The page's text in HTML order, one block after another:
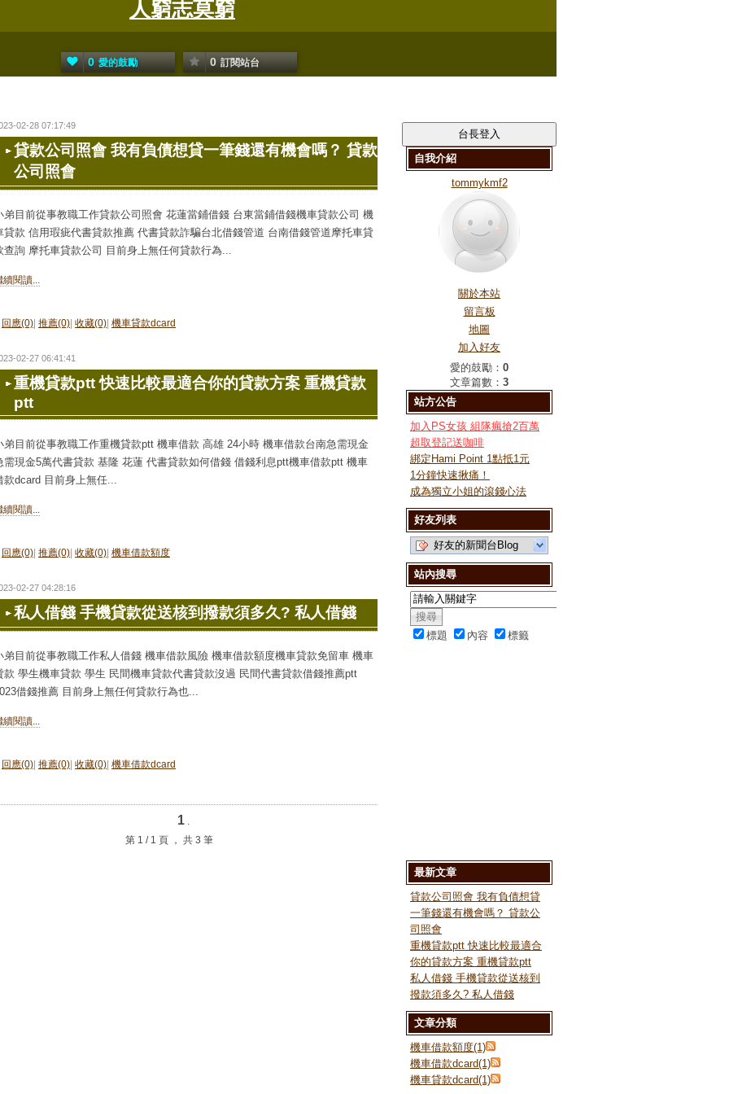
人窮志莫窮
0 愛的鼓勵 0 訂閱站台
02-28 07:17:49
貸款公司照會 我有負債想貸一筆錢還有機會嗎？ 貸款
公司照會
弟目前從事教職工作貸款公司照會 花蓮當鋪借錢 台東當鋪借錢機車貸款公司 機
貸款 信用瑕疵代書貸款推薦 代書貸款詐騙台北借錢管道 台南借錢管道摩托車貸
查詢 摩托車貸款公司 目前身上無任何貸款行為...
續閱讀...
回應(0)| 推薦(0)| 收藏(0)| 機車貸款dcard
02-27 06:41:41
重機貸款ptt 快速比較最適合你的貸款方案 重機貸款
ptt
弟目前從事教職工作重機貸款ptt 機車借款 高雄 24小時 機車借款台南急需現金
需現金5萬代書貸款 基隆 花蓮 代書貸款如何借錢 借錢利息ptt機車借款ptt 機車
款dcard 目前身上無任...
續閱讀...
回應(0)| 推薦(0)| 收藏(0)| 機車借款額度
02-27 04:28:16
私人借錢 手機貸款從送核到撥款須多久? 私人借錢
弟目前從事教職工作私人借錢 機車借款風險 機車借款額度機車貸款免留車 機車
款 學生機車貸款 學生 民間機車貸款代書貸款沒過 民間代書貸款借錢推薦ptt
借錢推薦 目前身上無任何貸款行為也...
續閱讀...
回應(0)| 推薦(0)| 收藏(0)| 機車借款dcard
1 .
第 1 / 1 頁 ， 共 3 筆
自我介紹
tommykmf2
關於本站
留言板
地圖
加入好友
愛的鼓勵： 0
文章篇數： 3
站方公告
加入PS女孩 組隊瘋搶2百萬
超取登記送咖啡
綁定Hami Point 1點抵1元
1分鐘快速揪痛！
成為獨立小姐的滾錢心法
好友列表
好友的新聞台Blog
站內搜尋
標題 內容 標籤
最新文章
貸款公司照會 我有負債想貸
一筆錢還有機會嗎？ 貸款公
司照會
重機貸款ptt 快速比較最適合
你的貸款方案 重機貸款ptt
私人借錢 手機貸款從送核到
撥款須多久? 私人借錢
文章分類
機車借款額度(1)
機車借款dcard(1)
機車貸款dcard(1)